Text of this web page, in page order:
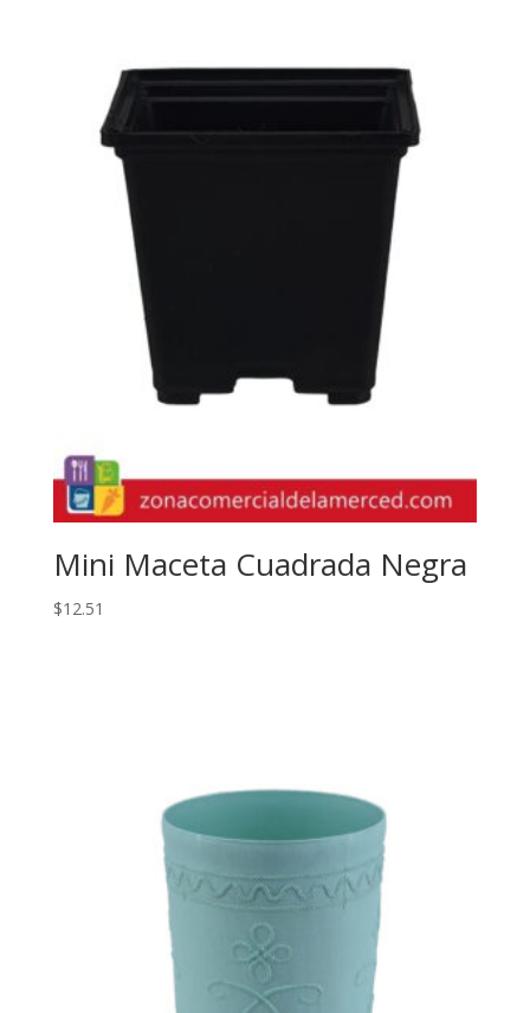
Mini Maceta Cuadrada Negra
$12.51